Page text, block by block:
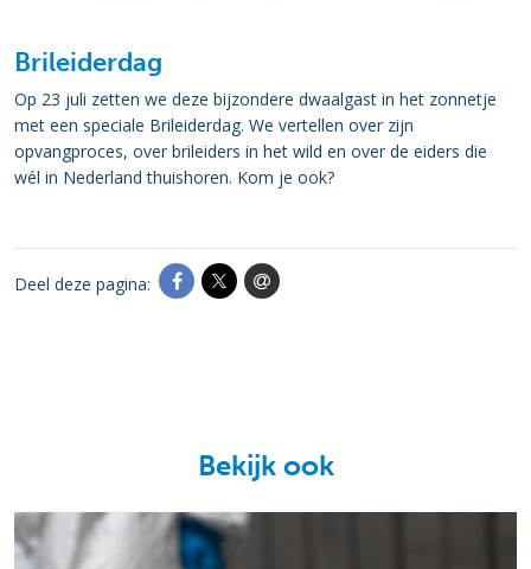
Brileiderdag
Op 23 juli zetten we deze bijzondere dwaalgast in het zonnetje
met een speciale Brileiderdag. We vertellen over zijn
opvangproces, over brileiders in het wild en over de eiders die
wél in Nederland thuishoren. Kom je ook?
Deel deze pagina:
Bekijk ook